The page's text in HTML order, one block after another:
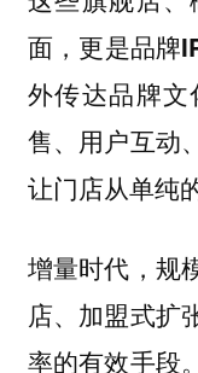
面， 更是品牌
外传达品牌
售、用户互动
让门店从单纯
增量时代，规
店、加盟式扩
率的有效手段